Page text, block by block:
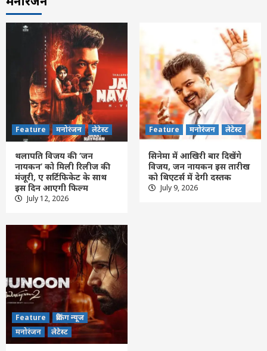
Feature मनोरंजन लेटेस्ट
थलापति विजय की ‘जन
नायकन’ को मिली रिलीज की
मंजूरी, ए सर्टिफिकेट के साथ
इस दिन आएगी फिल्म
July 12, 2026
Feature मनोरंजन लेटेस्ट
सिनेमा में आखिरी बार दिखेंगे
विजय, जन नायकन इस तारीख
को थिएटर्स में देगी दस्तक
July 9, 2026
Feature
ब्रेकिंग न्यूज
मनोरंजन
लेटेस्ट
Feature
राष्ट्रपति द्रौपदी मुर्मु ने राष्ट्रीय हथकरघा दिवस
हथकरघा पुरस्कार
4
Feature दिल्ली लेटेस्ट
शहरी सहकारी बैंकों को मिलेगा आधुनिक डिजिटल
सुरक्षा कवच, अमित शाह आज मुंबई में NUCFDC
के नए कार्यालय का करेंगे उद्घाटन
Feature दिल्ली
पीएम मोदी आईआईटी दिल्ली के 57वें दीक्षांत